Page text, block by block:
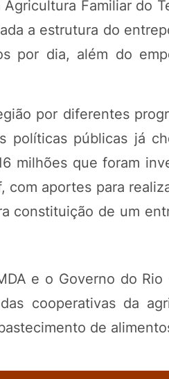
Familiar do
a estrutura do
por dia, além do
por diferentes
públicas já
milhões que foram
com aportes para
constituição de um
e o Governo do Rio
cooperativas da
de